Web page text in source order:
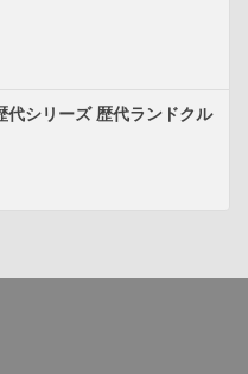
代シリーズ 歴代ランドクル